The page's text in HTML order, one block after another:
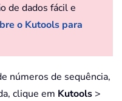
de dados fácil e
o Kutools para
números de sequência,
clique em Kutools >